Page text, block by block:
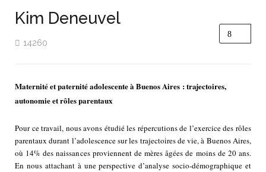
Kim Deneuvel
14260
Maternité et paternité adolescente à Buenos Aires : trajectoires,
autonomie et rôles parentaux
Pour ce travail, nous avons étudié les répercutions de l’exercice des rôles
parentaux durant l’adolescence sur les trajectoires de vie, à Buenos Aires,
où 14% des naissances proviennent de mères âgées de moins de 20 ans.
En nous attachant à une perspective d’analyse socio-démographique et